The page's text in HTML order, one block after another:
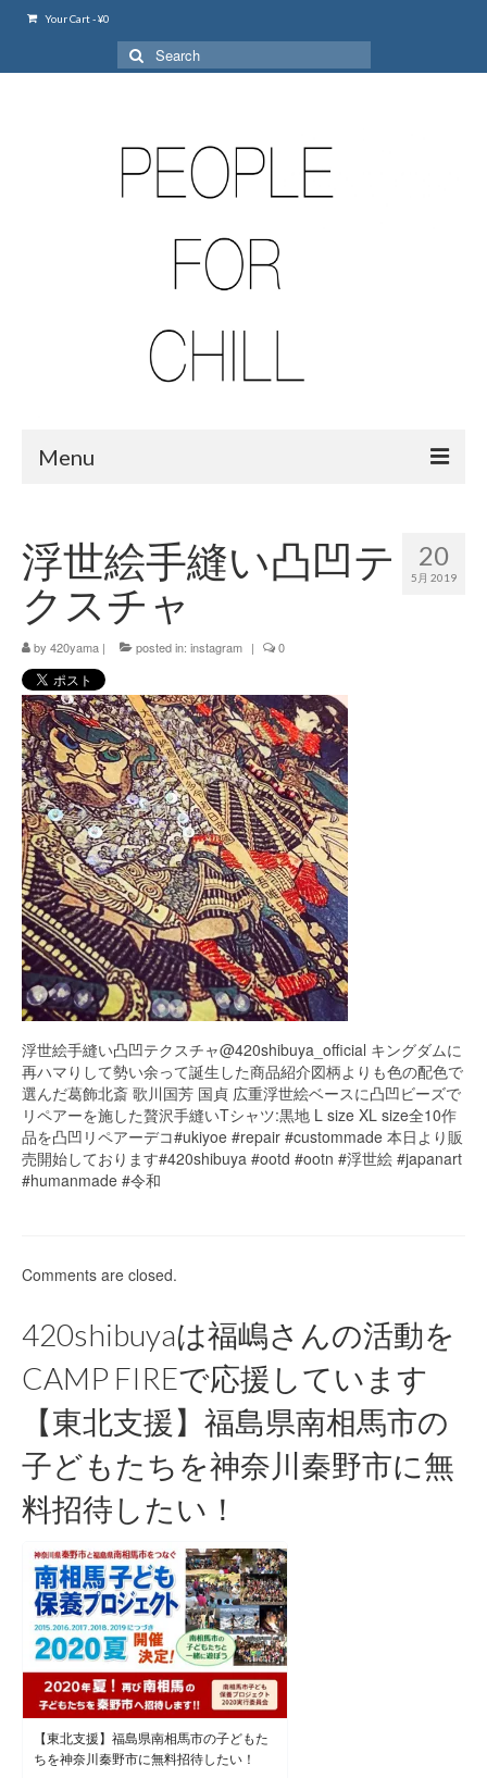
Your Cart-¥0
Search
for:
Menu
420 shibuya_info
420 shibuya_access
420 shibuya_shop
Instagram:420shibuya_official
About:FOUR TWENTY SHIBUYA
YouTube:420shibuya
420 Blog Full
www.h4wp.com
420friendly 通販
20
5月 2019
浮世絵手縫い凸凹テ
クスチャ
by 420yama | posted in: instagram | 0
浮世絵手縫い凸凹テクスチャ@420shibuya_official キングダムに
再ハマりして勢い余って誕生した商品紹介図柄よりも色の配色で
選んだ葛飾北斎 歌川国芳 国貞 広重浮世絵ベースに凸凹ビーズで
リペアーを施した贅沢手縫いTシャツ:黒地 L size XL size全10作
品を凸凹リペアーデコ#ukiyoe #repair #custommade 本日より販
売開始しております#420shibuya #ootd #ootn #浮世絵 #japanart
#humanmade #令和
Comments are closed.
420shibuyaは福嶋さんの活動を
CAMP FIREで応援しています
【東北支援】福島県南相馬市の
子どもたちを神奈川秦野市に無
料招待したい！